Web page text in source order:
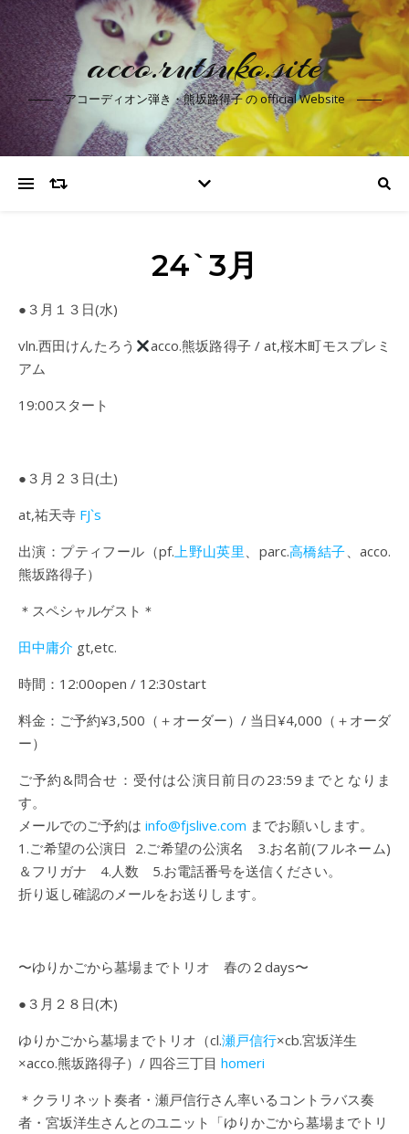
acco.rutsuko.site
アコーディオン弾き・熊坂路得子 の official Website
24`3月
●３月１３日(水)
vln.西田けんたろう
acco.熊坂路得子 / at,桜木町モスプレミ
アム
19:00スタート
●３月２３日(土)
at,祐天寺 FJ`s
出演：プティフール（pf.上野山英里 、parc.高橋結子、acco.
熊坂路得子）
＊スペシャルゲスト＊
田中庸介 gt,etc.
時間：12:00open / 12:30start
料金：ご予約¥3,500（＋オーダー）/ 当日¥4,000（＋オーダ
ー）
ご予約&問合せ：受付は公演日前日の23:59までとなりま
す。
メールでのご予約は info@fjslive.com までお願いします。
1.ご希望の公演日 2.ご希望の公演名 3.お名前(フルネーム)
＆フリガナ 4.人数 5.お電話番号を送信ください。
折り返し確認のメールをお送りします。
〜ゆりかごから墓場までトリオ 春の２days〜
●３月２８日(木)
ゆりかごから墓場までトリオ（cl.瀬戸信行×cb.宮坂洋生
×acco.熊坂路得子）/ 四谷三丁目 homeri
＊クラリネット奏者・瀬戸信行さん率いるコントラバス奏
者・宮坂洋生さんとのユニット「ゆりかごから墓場までトリ